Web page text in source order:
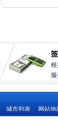
城市列表 网站地